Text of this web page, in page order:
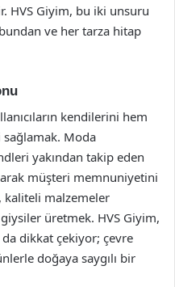
HVS Giyim, bu iki unsuru
ve her tarza hitap
kendilerini hem
sağlamak. Moda
yakından takip eden
müşteri memnuniyetini
kaliteli malzemeler
üretmek. HVS Giyim,
dikkat çekiyor; çevre
doğaya saygılı bir